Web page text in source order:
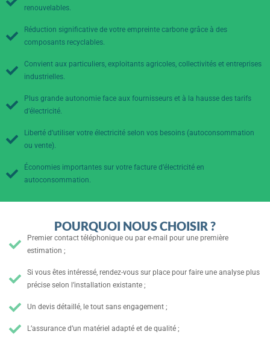
renouvelables.
Réduction significative de votre empreinte carbone grâce à des
composants recyclables.
Convient aux particuliers, exploitants agricoles, collectivités et entreprises
industrielles.
Plus grande autonomie face aux fournisseurs et à la hausse des tarifs
d’électricité.
Liberté d’utiliser votre électricité selon vos besoins (autoconsommation
ou vente).
Économies importantes sur votre facture d’électricité en
autoconsommation.
POURQUOI NOUS CHOISIR ?
Premier contact téléphonique ou par e-mail pour une première
estimation ;
Si vous êtes intéressé, rendez-vous sur place pour faire une analyse plus
précise selon l’installation existante ;
Un devis détaillé, le tout sans engagement ;
L’assurance d’un matériel adapté et de qualité ;